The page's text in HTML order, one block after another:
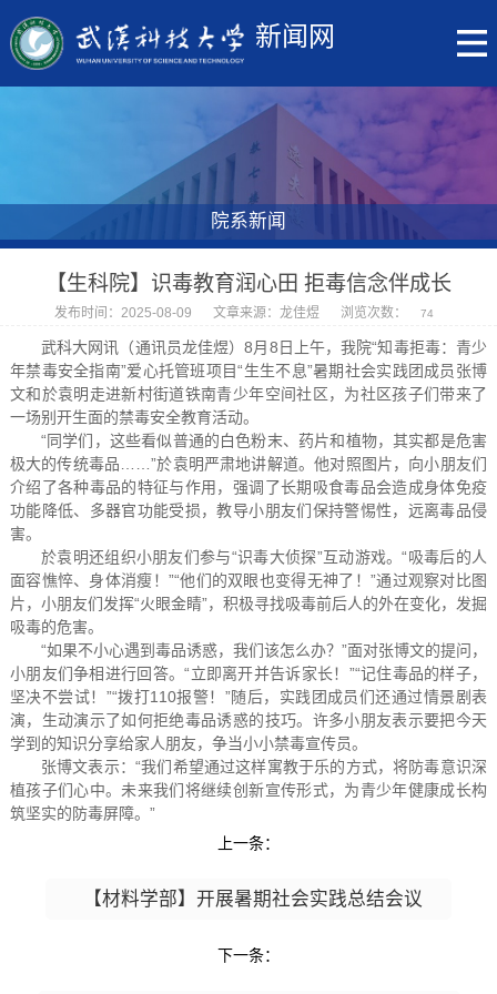
新闻网
院系新闻
【生科院】识毒教育润心田 拒毒信念伴成长
发布时间：2025-08-09 文章来源：龙佳煜 浏览次数： 74
武科大网讯（通讯员龙佳煜）8月8日上午，我院“知毒拒毒：青少
年禁毒安全指南”爱心托管班项目“生生不息”暑期社会实践团成员张博
文和於袁明走进新村街道铁南青少年空间社区，为社区孩子们带来了
一场别开生面的禁毒安全教育活动。
“同学们，这些看似普通的白色粉末、药片和植物，其实都是危害
极大的传统毒品……”於袁明严肃地讲解道。他对照图片，向小朋友们
介绍了各种毒品的特征与作用，强调了长期吸食毒品会造成身体免疫
功能降低、多器官功能受损，教导小朋友们保持警惕性，远离毒品侵
害。
於袁明还组织小朋友们参与“识毒大侦探”互动游戏。“吸毒后的人
面容憔悴、身体消瘦！”“他们的双眼也变得无神了！”通过观察对比图
片，小朋友们发挥“火眼金睛”，积极寻找吸毒前后人的外在变化，发掘
吸毒的危害。
“如果不小心遇到毒品诱惑，我们该怎么办？”面对张博文的提问，
小朋友们争相进行回答。“立即离开并告诉家长！”“记住毒品的样子，
坚决不尝试！”“拨打110报警！”随后，实践团成员们还通过情景剧表
演，生动演示了如何拒绝毒品诱惑的技巧。许多小朋友表示要把今天
学到的知识分享给家人朋友，争当小小禁毒宣传员。
张博文表示：“我们希望通过这样寓教于乐的方式，将防毒意识深
植孩子们心中。未来我们将继续创新宣传形式，为青少年健康成长构
筑坚实的防毒屏障。”
上一条：
【材料学部】开展暑期社会实践总结会议
下一条：